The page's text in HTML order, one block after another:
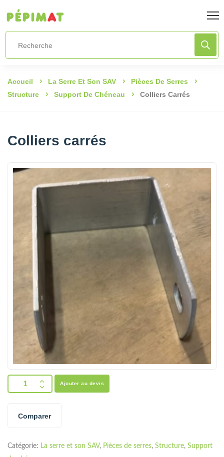
Accueil La Serre Et Son SAV
Pièces De Serres
Structure
Support De Chéneau Colliers Carrés
Colliers carrés
Ajouter au devis
Comparer
Catégorie: La serre et son SAV, Pièces de serres, Structure, Support